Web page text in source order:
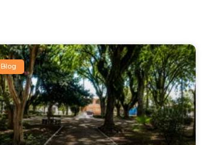
Blog